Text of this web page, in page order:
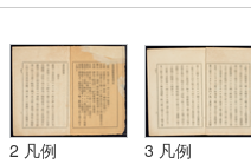
2 凡例 3 凡例